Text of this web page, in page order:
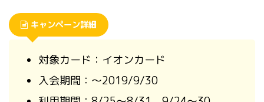
キャンペーン詳細
対象カード：イオンカード
入会期間：〜2019/9/30